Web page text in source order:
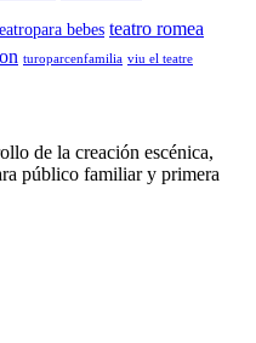
bebes teatro romea
turoparcenfamilia viu el teatre
de la creación escénica,
público familiar y primera